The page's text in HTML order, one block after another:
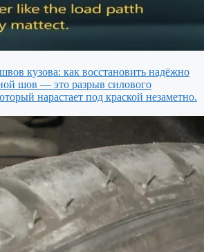
кузова: как восстановить надёжно
шов — это разрыв силового
нарастает под краской незаметно.